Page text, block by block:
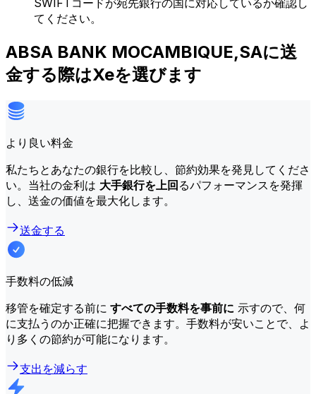
SWIFTコードが宛先銀行の国に対応しているか確認し
てください。
ABSA BANK MOCAMBIQUE,SAに送
金する際はXeを選びます
より良い料金
私たちとあなたの銀行を比較し、節約効果を発見してくださ
い。当社の金利は 大手銀行を上回るパフォーマンスを発揮
し、送金の価値を最大化します。
送金する
手数料の低減
移管を確定する前に すべての手数料を事前に 示すので、何
に支払うのか正確に把握できます。手数料が安いことで、よ
り多くの節約が可能になります。
支出を減らす